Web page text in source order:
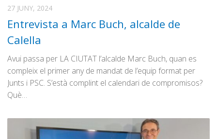
27 JUNY, 2024
Entrevista a Marc Buch, alcalde de
Calella
Avui passa per LA CIUTAT l’alcalde Marc Buch, quan es
compleix el primer any de mandat de l’equip format per
Junts i PSC. S’està complint el calendari de compromisos?
Què…